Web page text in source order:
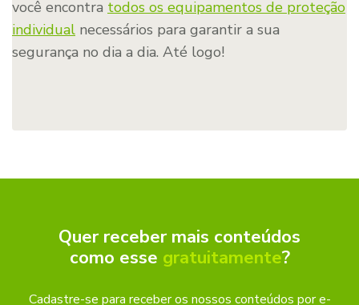
você encontra todos os equipamentos de proteção
individual necessários para garantir a sua
segurança no dia a dia. Até logo!
Quer receber mais conteúdos
como esse gratuitamente?
Cadastre-se para receber os nossos conteúdos por e-